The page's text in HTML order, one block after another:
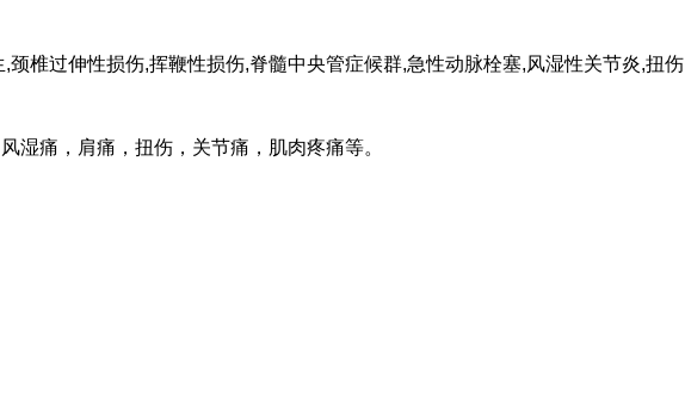
颈椎过伸性损伤,挥鞭性损伤,脊髓中央管症候群,急性动脉栓塞,风湿性关节炎,扭伤
湿痛，肩痛，扭伤，关节痛，肌肉疼痛等。